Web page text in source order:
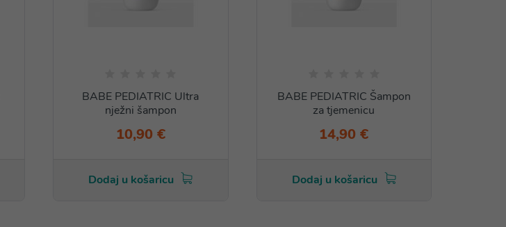
BABE PEDIATRIC Ultra
nježni šampon
10,90 €
Dodaj u košaricu
BABE PEDIATRIC Šampon
za tjemenicu
14,90 €
Dodaj u košaricu